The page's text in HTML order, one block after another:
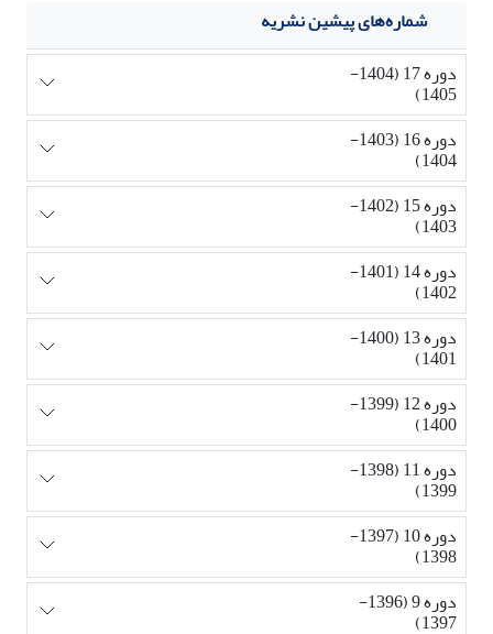
شماره‌های پیشین نشریه
دوره 17 (1404-
1405)
دوره 16 (1403-
1404)
دوره 15 (1402-
1403)
دوره 14 (1401-
1402)
دوره 13 (1400-
1401)
دوره 12 (1399-
1400)
دوره 11 (1398-
1399)
دوره 10 (1397-
1398)
دوره 9 (1396-
1397)